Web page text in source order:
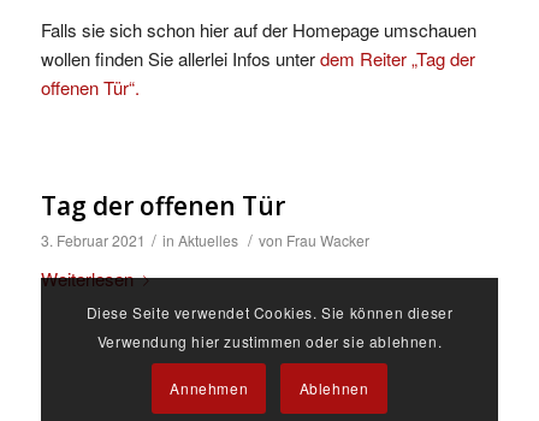
Falls sie sich schon hier auf der Homepage umschauen
wollen finden Sie allerlei Infos unterdem Reiter „Tag der
offenen Tür“.
Tag der offenen Tür
3. Februar 2021 / in Aktuelles / von Frau Wacker
Weiterlesen
Diese Seite verwendet Cookies. Sie können dieser
Verwendung hier zustimmen oder sie ablehnen.
Annehmen Ablehnen